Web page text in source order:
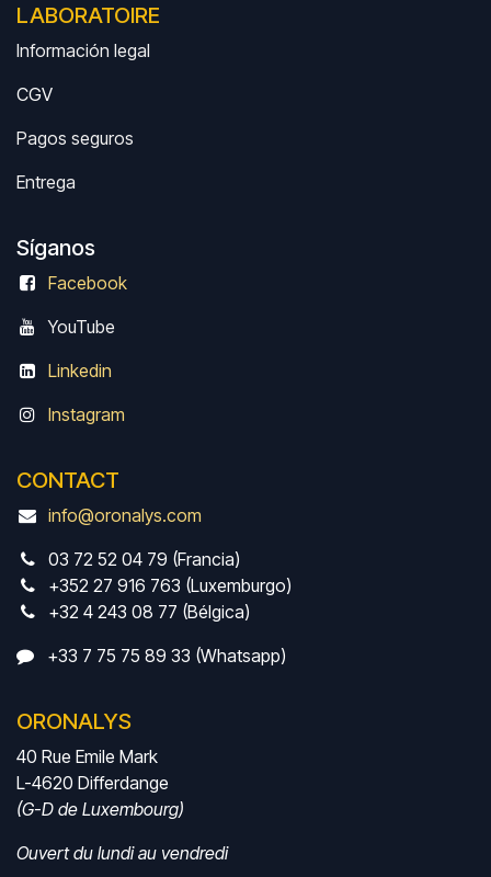
LABORATOIRE
Información legal
CGV
Pagos seguros
Entrega
Síganos
Facebook
YouTube
Linkedin
Instagram
CONTACT
info@oronalys.com
03 72 52 04 79 (Francia)
+352 27 916 763 (Luxemburgo)
+32 4 243 08 77 (Bélgica)
+33 7 75 75 89 33 (Whatsapp)
ORONALYS
40 Rue Emile Mark
L-4620 Differdange
(G-D de Luxembourg)
Ouvert du lundi au vendredi